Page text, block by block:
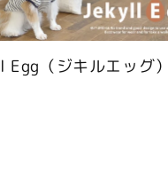
Egg（ジキルエッグ